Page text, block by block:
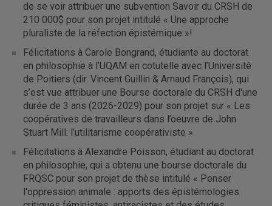
de se voir attribuer une subvention Savoir du CRSH de
210 000$ pour son projet intitulé « Une approche
pluraliste de la réfection épistémique »!
Félicitations à Carole Bongrand, étudiante au doctorat
en philosophie à l’UQAM en cotutelle avec l’Université
de Poitiers (dir. Vincent Guillin & Arnaud François), qui
s’est vue attribuer une Bourse doctorale du CRSH d'une
durée de 3 ans (2026-2029) pour son projet sur « Les
coopératives de travailleurs dans l’oeuvre de John
Stuart Mill: l’utilitarisme coopérativiste ».
Félicitations à Alexandre Poisson, étudiant au doctorat
en philosophie, qui a obtenu une bourse doctorale du
FRQSC pour son projet de thèse intitulé « Penser
l'oppression animale : apports des épistémologies